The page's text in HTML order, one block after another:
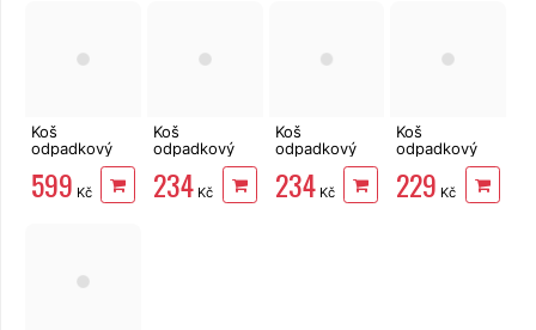
Koš
odpadkový
KIS Chic Bin L
45l
599 Kč
Koš
odpadkový
FLIPBIN 25l
šedý/černý
234Kč
Koš
odpadkový
FLIPBIN 25l
šedý 02171-
234Kč
Koš
odpadkový
COMPACTA Q
popelavý se
světle šedým
229 Kč